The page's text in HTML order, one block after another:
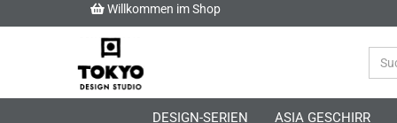
Willkommen im Shop
DESIGN-SERIEN ASIA GESCHIRR